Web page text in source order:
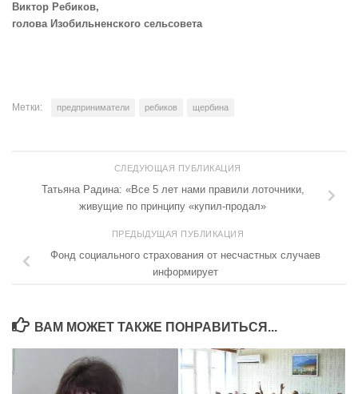
Виктор Ребиков,
голова Изобильненского сельсовета
Метки: предприниматели ребиков щербина
СЛЕДУЮЩАЯ ПУБЛИКАЦИЯ
Татьяна Радина: «Все 5 лет нами правили лоточники,
живущие по принципу «купил-продал»
ПРЕДЫДУЩАЯ ПУБЛИКАЦИЯ
Фонд социального страхования от несчастных случаев
информирует
ВАМ МОЖЕТ ТАКЖЕ ПОНРАВИТЬСЯ...